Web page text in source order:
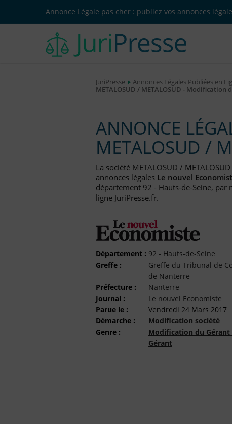
Annonce Légale pas cher : publiez vos annonces
JuriPresse
Annonces Légales Publiées en
METALOSUD / METALOSUD - Modification
ANNONCE
METALOSUD /
La société METALOSUD /
annonces légales Le nouvel
département 92 - Hauts-de-Seine,
ligne JuriPresse.fr.
Département : 92 - Hauts-de-Seine
Greffe :
Greffe du Tribunal de
de Nanterre
Préfecture :
Nanterre
Journal :
Le nouvel Economiste
Parue le :
Vendredi 24 Mars 2017
Démarche :
Modification société
Genre :
Modification du Gérant
Gérant